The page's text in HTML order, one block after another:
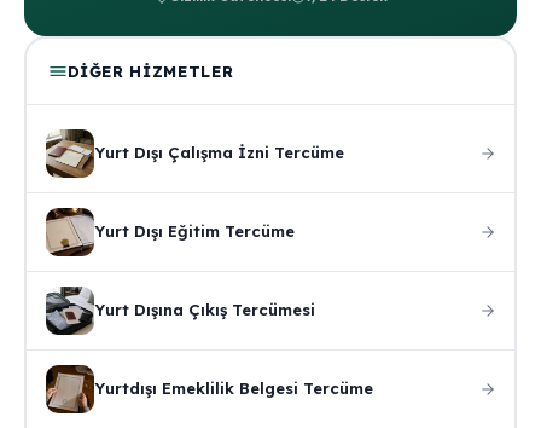
DIĞER HIZMETLER
Yurt Dışı Çalışma İzni Tercüme
Yurt Dışı Eğitim Tercüme
Yurt Dışına Çıkış Tercümesi
Yurtdışı Emeklilik Belgesi Tercüme